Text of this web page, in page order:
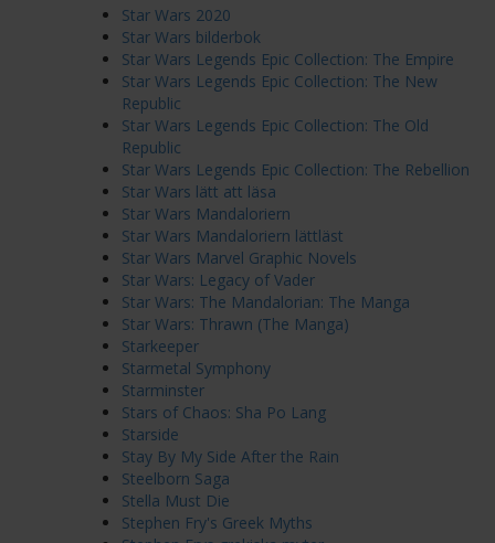
Star Wars 2020
Star Wars bilderbok
Star Wars Legends Epic Collection: The Empire
Star Wars Legends Epic Collection: The New
Republic
Star Wars Legends Epic Collection: The Old
Republic
Star Wars Legends Epic Collection: The Rebellion
Star Wars lätt att läsa
Star Wars Mandaloriern
Star Wars Mandaloriern lättläst
Star Wars Marvel Graphic Novels
Star Wars: Legacy of Vader
Star Wars: The Mandalorian: The Manga
Star Wars: Thrawn (The Manga)
Starkeeper
Starmetal Symphony
Starminster
Stars of Chaos: Sha Po Lang
Starside
Stay By My Side After the Rain
Steelborn Saga
Stella Must Die
Stephen Fry's Greek Myths